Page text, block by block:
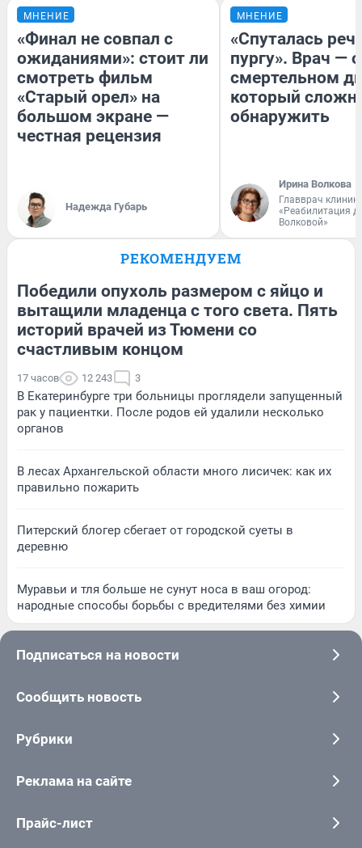
МНЕНИЕ
«Финал не совпал с
ожиданиями»: стоит ли
смотреть фильм
«Старый орел» на
большом экране —
честная рецензия
Надежда Губарь
МНЕНИЕ
«Спуталась
пургу». Врач — о
смертельном
который
обнаружить
Ирина Волкова
Главврач
«Реабилитация
Волковой»
РЕКОМЕНДУЕМ
Победили опухоль размером с яйцо и
вытащили младенца с того света. Пять
историй врачей из Тюмени со
счастливым концом
17 часов 12 243 3
В Екатеринбурге три больницы проглядели запущенный
рак у пациентки. После родов ей удалили несколько
органов
В лесах Архангельской области много лисичек: как их
правильно пожарить
Питерский блогер сбегает от городской суеты в
деревню
Муравьи и тля больше не сунут носа в ваш огород:
народные способы борьбы с вредителями без химии
Подписаться на новости
Сообщить новость
Рубрики
Реклама на сайте
Прайс-лист